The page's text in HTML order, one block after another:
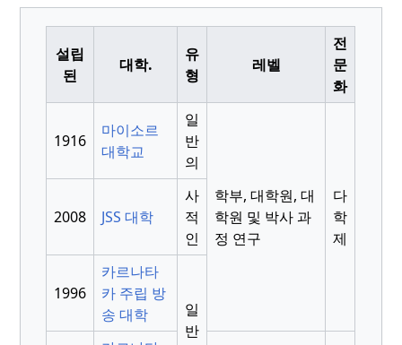
설립
된
대학.
유
형
레벨
전
문
화
1916
마이소르
대학교
일
반
의
학부, 대학원, 대
학원 및 박사 과
정 연구
다
학
제
2008 JSS 대학
사
적
인
1996
카르나타
카 주립 방
송 대학
일
반